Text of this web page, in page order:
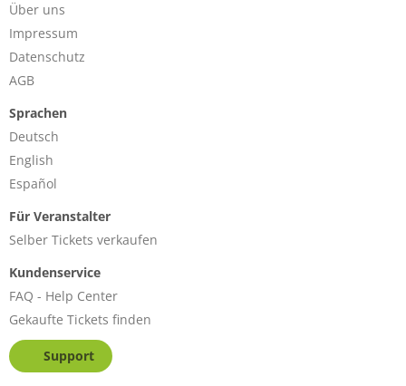
Über uns
Impressum
Datenschutz
AGB
Sprachen
Deutsch
English
Español
Für Veranstalter
Selber Tickets verkaufen
Kundenservice
FAQ - Help Center
Gekaufte Tickets finden
Support